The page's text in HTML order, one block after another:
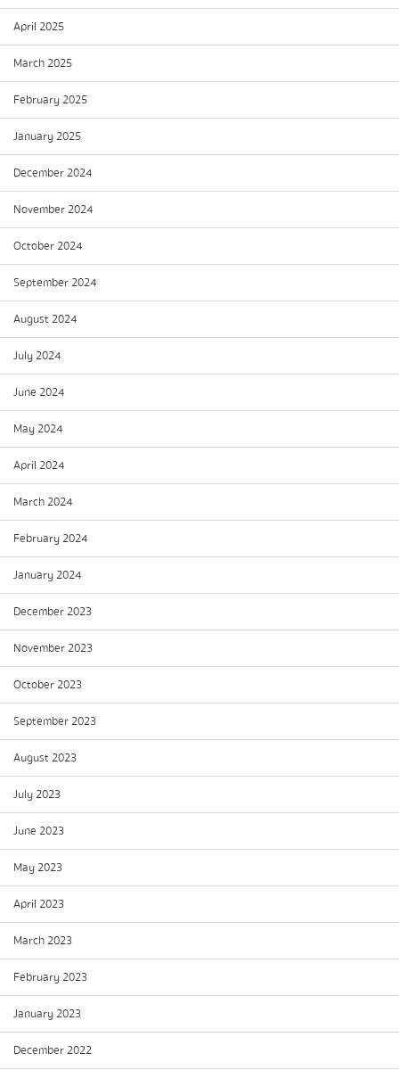
April 2025
March 2025
February 2025
January 2025
December 2024
November 2024
October 2024
September 2024
August 2024
July 2024
June 2024
May 2024
April 2024
March 2024
February 2024
January 2024
December 2023
November 2023
October 2023
September 2023
August 2023
July 2023
June 2023
May 2023
April 2023
March 2023
February 2023
January 2023
December 2022